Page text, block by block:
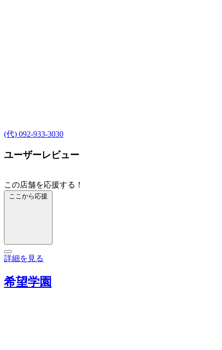
(代) 092-933-3030
ユーザーレビュー
この店舗を応援する！
ここから応援
詳細を見る
希望学園